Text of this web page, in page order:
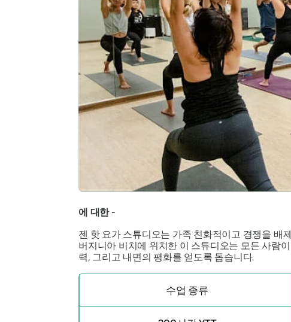
에 대한 -
젠 핫 요가 스튜디오는 가족 친화적이고 경쟁을 배
버지니아 비치에 위치한 이 스튜디오는 모든 사람
력, 그리고 내면의 평화를 얻도록 돕습니다.
수업 종류